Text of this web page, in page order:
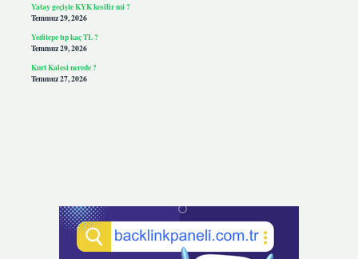
Yatay geçişte KYK kesilir mi ?
Temmuz 29, 2026
Yeditepe tıp kaç TL ?
Temmuz 29, 2026
Kurt Kalesi nerede ?
Temmuz 27, 2026